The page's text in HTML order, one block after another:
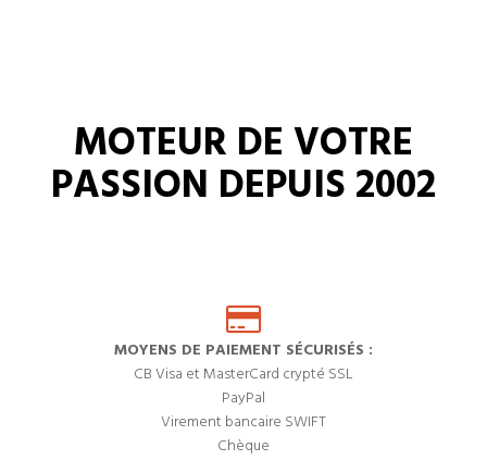
MOTEUR DE VOTRE
PASSION DEPUIS 2002
MOYENS DE PAIEMENT SÉCURISÉS :
CB Visa et MasterCard crypté SSL
PayPal
Virement bancaire SWIFT
Chèque